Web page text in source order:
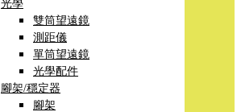
光學
雙筒望遠鏡
測距儀
單筒望遠鏡
光學配件
腳架/穩定器
腳架